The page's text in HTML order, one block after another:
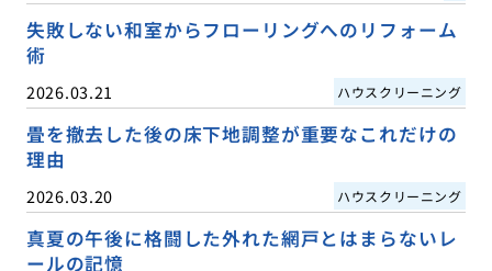
失敗しない和室からフローリングへのリフォーム
術
2026.03.21 ハウスクリーニング
畳を撤去した後の床下地調整が重要なこれだけの
理由
2026.03.20 ハウスクリーニング
真夏の午後に格闘した外れた網戸とはまらないレ
ールの記憶